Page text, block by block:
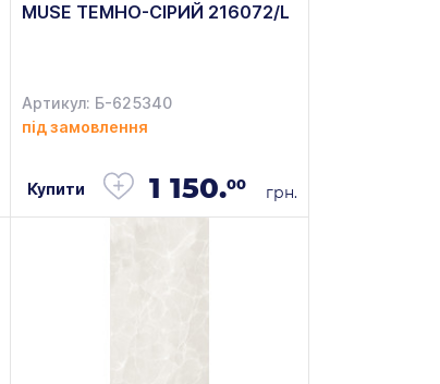
MUSE ТЕМНО-СІРИЙ 216072/L
Артикул: Б-625340
під замовлення
Купити 1 150.00 грн.